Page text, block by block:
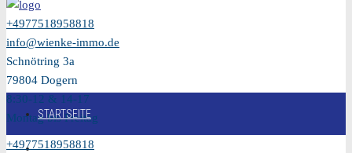
+4977518958818
info@wienke-immo.de
Schnötring 3a
79804 Dogern
8:30-12 & 14-17
Montag bis Freitag
STARTSEITE
+4977518958818